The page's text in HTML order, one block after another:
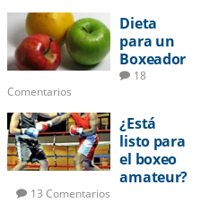
a boxear
Dieta
para un
Boxeador
18
Comentarios
¿Está
listo para
el boxeo
amateur?
13 Comentarios